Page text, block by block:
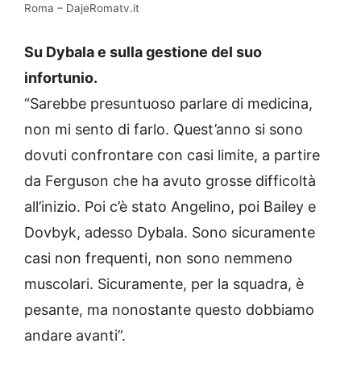
Roma – DajeRomatv.it
Su Dybala e sulla gestione del suo
infortunio.
“Sarebbe presuntuoso parlare di medicina,
non mi sento di farlo. Quest’anno si sono
dovuti confrontare con casi limite, a partire
da Ferguson che ha avuto grosse difficoltà
all’inizio. Poi c’è stato Angelino, poi Bailey e
Dovbyk, adesso Dybala. Sono sicuramente
casi non frequenti, non sono nemmeno
muscolari. Sicuramente, per la squadra, è
pesante, ma nonostante questo dobbiamo
andare avanti”.